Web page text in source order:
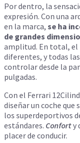
Por dentro, la
expresión. Con una
en la marca, se ha
de grandes
amplitud. En total,
diferentes, y todas
controlar desde la
pulgadas.
Con el Ferrari
diseñar un coche
los superdeportivos
estándares. Conforty
placer de conducir.